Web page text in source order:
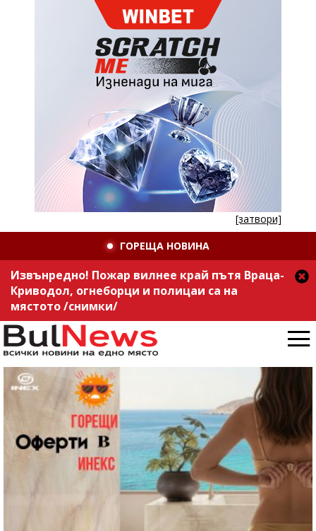
[затвори]
ГОРЕЩА НОВИНА
Извънредно! Пожар вилнее край пътя Враца-
Криводол, огнеборци и полицаи са на
мястото /снимки/